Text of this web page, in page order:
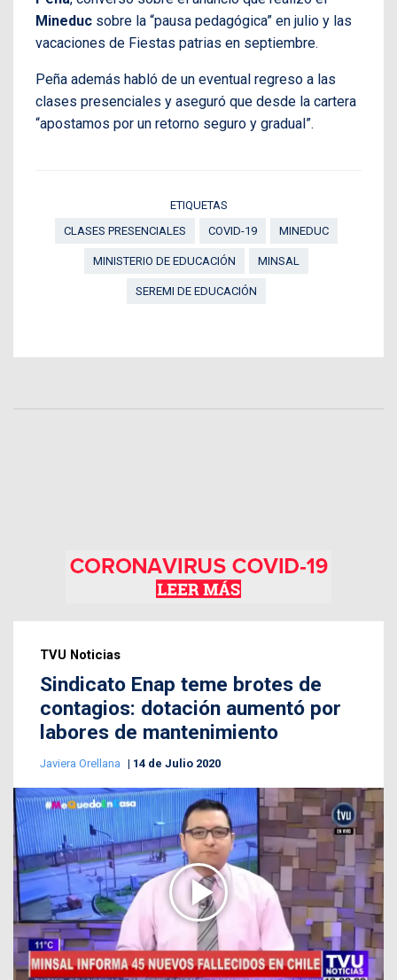
Mineduc sobre la “pausa pedagógica” en julio y las
vacaciones de Fiestas patrias en septiembre.
Peña además habló de un eventual regreso a las
clases presenciales y aseguró que desde la cartera
“apostamos por un retorno seguro y gradual”.
ETIQUETAS
CLASES PRESENCIALES
COVID-19 MINEDUC
MINISTERIO DE EDUCACIÓN MINSAL
SEREMI DE EDUCACIÓN
TVU Noticias
Sindicato Enap teme brotes de
contagios: dotación aumentó por
labores de mantenimiento
Javiera Orellana 14 de Julio 2020